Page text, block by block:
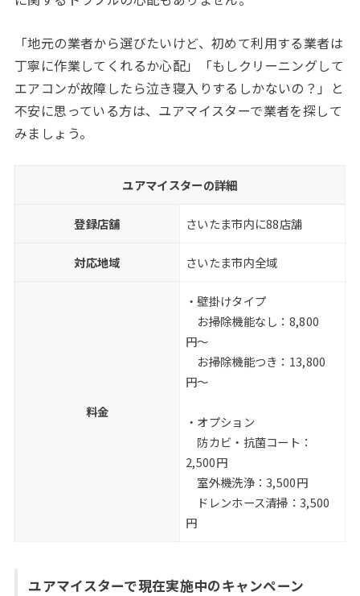
「地元の業者から選びたいけど、初めて利用する業者は
丁寧に作業してくれるか心配」「もしクリーニングして
エアコンが故障したら泣き寝入りするしかないの？」と
不安に思っている方は、ユアマイスターで業者を探して
みましょう。
ユアマイスターの詳細
登録店舗 さいたま市内に88店舗
対応地域 さいたま市内全域
料金
・壁掛けタイプ
お掃除機能なし：8,800
円〜
お掃除機能つき：13,800
円〜
・オプション
防カビ・抗菌コート：
2,500円
室外機洗浄：3,500円
ドレンホース清掃：3,500
円
ユアマイスターで現在実施中のキャンペーン